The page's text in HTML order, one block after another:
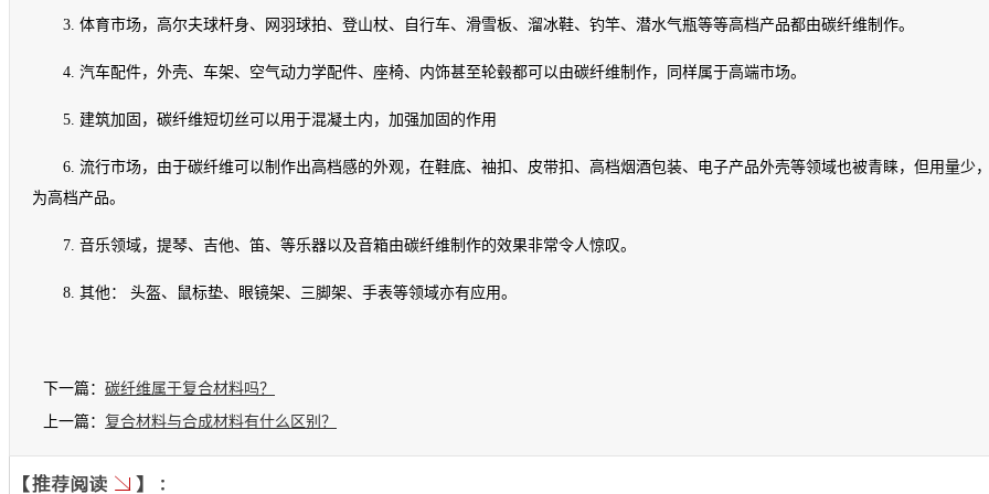
3. 体育市场，高尔夫球杆身、网羽球拍、登山杖、自行车、滑雪板、溜冰鞋、钓竿、潜水气瓶等等高档产品都由碳纤维制作。
4. 汽车配件，外壳、车架、空气动力学配件、座椅、内饰甚至轮毂都可以由碳纤维制作，同样属于高端市场。
5. 建筑加固，碳纤维短切丝可以用于混凝土内，加强加固的作用
6. 流行市场，由于碳纤维可以制作出高档感的外观，在鞋底、袖扣、皮带扣、高档烟酒包装、电子产品外壳等领域也被青睐，但用量少
为高档产品。
7. 音乐领域，提琴、吉他、笛、等乐器以及音箱由碳纤维制作的效果非常令人惊叹。
8. 其他： 头盔、鼠标垫、眼镜架、三脚架、手表等领域亦有应用。
下一篇： 碳纤维属于复合材料吗？
上一篇： 复合材料与合成材料有什么区别？